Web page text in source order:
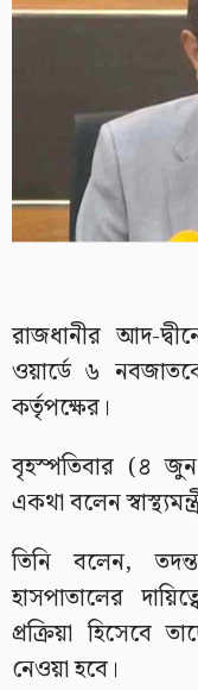
রাজধানীর আদ-
ওয়ার্ডে ৬
কর্তৃপক্ষের।
বৃহস্পতিবার (৪
একথা বলেন
তিনি বলেন,
হাসপাতালের
প্রক্রিয়া হিসেবে
নেওয়া হবে।